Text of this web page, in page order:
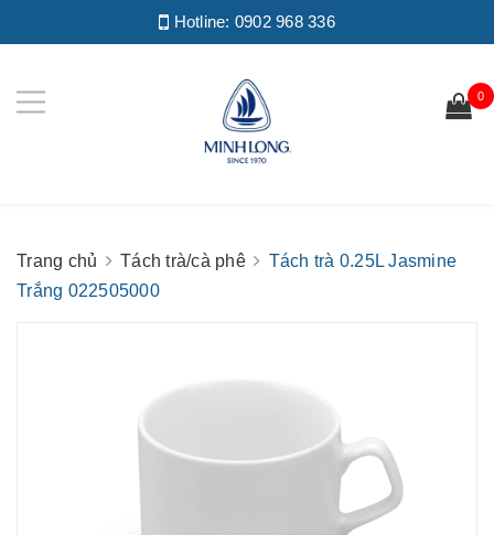
Hotline: 0902 968 336
0
Trang chủ Tách trà/cà phê
Tách trà 0.25L Jasmine
Trắng 022505000